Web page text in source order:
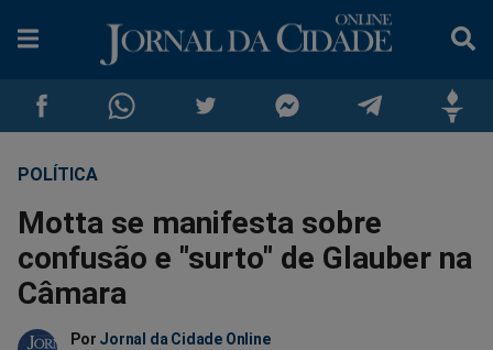
Compartilhar
no
Facebook
Compartilhar
no
Whatsapp
no
no
no
POLÍTICA
Motta se manifesta sobre
confusão e "surto" de Glauber na
Câmara
Por Jornal da Cidade Online